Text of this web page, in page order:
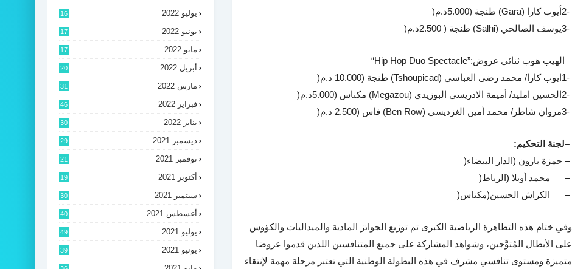
2-أيوب كارا (Gara) طنجة (5.000د.م
)
3-يوسف الصالحي (Salhi) طنجة ( 2.500د.م )
–الهيب هوب ثنائي عروض“Hip Hop Duo Spectacle”:
1-ايوب كارا/ محمد رضى العباسي (Tshoupicad) طنجة (10.000 د.م
)
2-الحسين امليد/ أميمة الادريسي البوزيدي (Megazou) مكناس (5.000د.م
)
3-مروان شاطر/ محمد أمين الغزديسي (Ben Row) فاس (2.500 د.م )
–لجنة التحكيم:
–حمزة بارون (الدار البيضاء)
– محمد أوبلا (الرباط)
– الكراش الحسين(مكناس)
وفي ختام هذه التظاهرة الرياضية الكبرى تم توزيع الجوائز المادية والميداليات والكؤوس
على الأبطال المُتوَّجين، وشواهد المشاركة على جميع المتنافسين اللذين قدموا عروضا
متميزة ومستوى تنافسي مشرف في هذه البطولة الوطنية التي تعتبر مرحلة مهمة لإنتقاء
يوليو 2022 16
يونيو 2022 17
مايو 2022 17
أبريل 2022 20
مارس 2022 31
فبراير 2022 46
يناير 2022 30
ديسمبر 2021 29
نوفمبر 2021 21
أكتوبر 2021 19
سبتمبر 2021 30
أغسطس 2021 40
يوليو 2021 49
يونيو 2021 39